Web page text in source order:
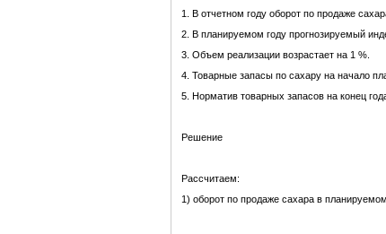
1. В отчетном году оборот по продаже
2. В планируемом году прогнозируемый
3. Объем реализации возрастает на 1 %.
4. Товарные запасы по сахару на начало
5. Норматив товарных запасов на конец
Решение
Рассчитаем:
1) оборот по продаже сахара в